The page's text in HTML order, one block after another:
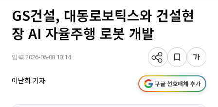
GS건설, 대동로보틱스와 건설현
장 AI 자율주행 로봇 개발
입력 2026-06-08 10:14
이난희 기자 구글 선호매체 추가